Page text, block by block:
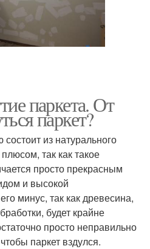
паркета. От
паркет?
из натурального
так как такое
просто прекрасным
и высокой
минус, так как древесина,
будет крайне
просто неправильно
паркет вздулся.